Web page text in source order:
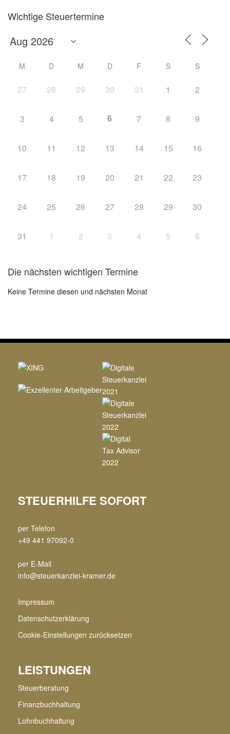
Wichtige Steuertermine
M D M D F S S
27 28 29 30 31 1 2
3 4 5 6 7 8 9
10 11 12 13 14 15 16
17 18 19 20 21 22 23
24 25 26 27 28 29 30
31 1 2 3 4 5 6
Die nächsten wichtigen Termine
Keine Termine diesen und nächsten Monat
STEUERHILFE SOFORT
per Telefon
+49 441 97092-0
per E-Mail
info@steuerkanzlei-kramer.de
Impressum
Datenschutzerklärung
Cookie-Einstellungen zurücksetzen
LEISTUNGEN
Steuerberatung
Finanzbuchhaltung
Lohnbuchhaltung